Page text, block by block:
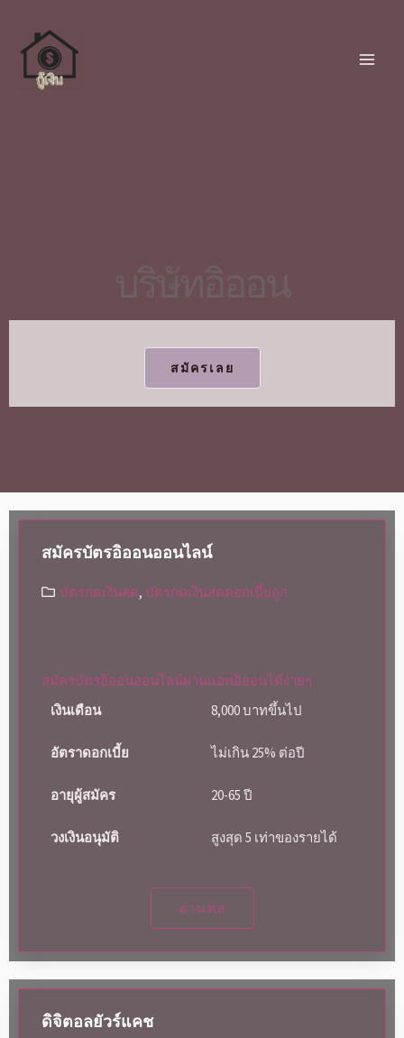
สมัครเลย
สมัครบัตรอิออนออนไลน์
บัตรกดเงินสด, บัตรกดเงินสดดอกเบี้ยถูก
สมัครบัตรอิออนออนไลน์ผ่านแอพอิออนได้ง่ายๆ
เงินเดือน
8,000 บาทขึ้นไป
อัตราดอกเบี้ย ไม่เกิน 25% ต่อปี
อายุผู้สมัคร 20-65 ปี
วงเงินอนุมัติ สูงสุด 5 เท่าของรายได้
อ่านต่อ
ดิจิตอลยัวร์แคช